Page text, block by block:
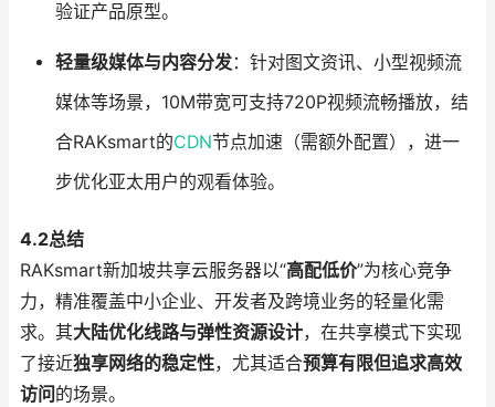
验证产品原型。
轻量级媒体与内容分发：针对图文资讯、小型视频流
媒体等场景，10M带宽可支持720P视频流畅播放，结
合RAKsmart的CDN节点加速（需额外配置），进一
步优化亚太用户的观看体验。
4.2总结
RAKsmart新加坡共享云服务器以“高配低价”为核心竞争
力，精准覆盖中小企业、开发者及跨境业务的轻量化需
求。其大陆优化线路与弹性资源设计，在共享模式下实现
了接近独享网络的稳定性，尤其适合预算有限但追求高效
访问 的场景。